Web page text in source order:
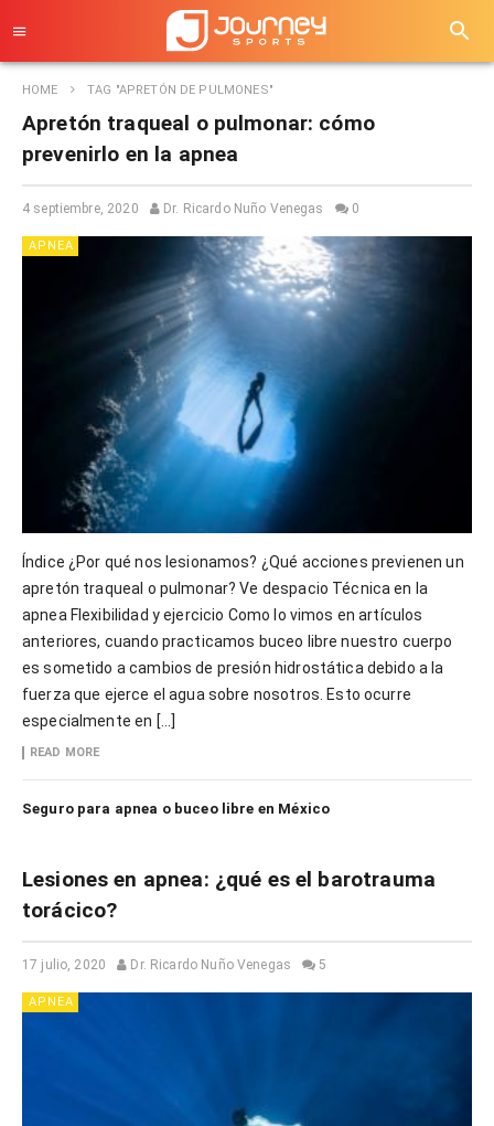
HOME TAG "APRETÓN DE PULMONES"
Apretón traqueal o pulmonar: cómo
prevenirlo en la apnea
4 septiembre, 2020 Dr. Ricardo Nuño Venegas 0
APNEA
Índice ¿Por qué nos lesionamos? ¿Qué acciones previenen un
apretón traqueal o pulmonar? Ve despacio Técnica en la
apnea Flexibilidad y ejercicio Como lo vimos en artículos
anteriores, cuando practicamos buceo libre nuestro cuerpo
es sometido a cambios de presión hidrostática debido a la
fuerza que ejerce el agua sobre nosotros. Esto ocurre
especialmente en […]
READ MORE
Seguro para apnea o buceo libre en México
Lesiones en apnea: ¿qué es el barotrauma
torácico?
17 julio, 2020 Dr. Ricardo Nuño Venegas 5
APNEA